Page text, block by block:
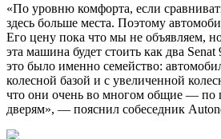
«По уровню комфорта, если
здесь больше места. Поэтому
Его цену пока что мы не объявляем, но
эта машина будет стоить как два
это было именно семейство:
колесной базой и с увеличенной
что они очень во многом общие — по
дверям», — пояснил собеседник